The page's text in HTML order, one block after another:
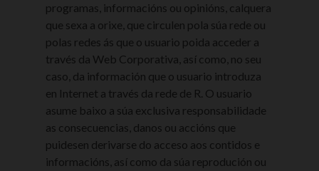
programas, informacións ou opinións, calquera
que sexa a orixe, que circulen pola súa rede ou
polas redes ás que o usuario poida acceder a
través da Web Corporativa, así como, no seu
caso, da información que o usuario introduza
en Internet a través da rede de R. O usuario
asume baixo a súa exclusiva responsabilidade
as consecuencias, danos ou accións que
puidesen derivarse do acceso aos contidos e
informacións, así como da súa reprodución ou